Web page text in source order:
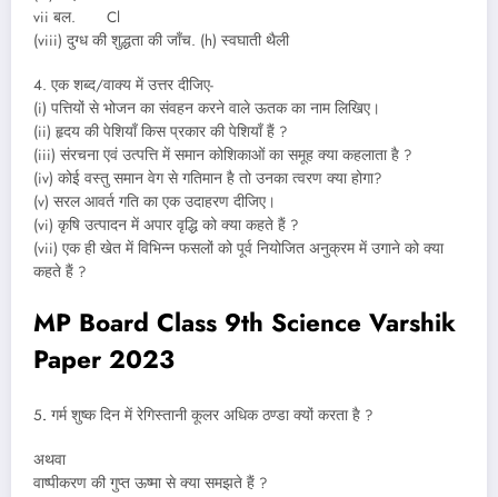
vii बल. Cl
(viii) दुग्ध की शुद्धता की जाँच. (h) स्वघाती थैली
4. एक शब्द/वाक्य में उत्तर दीजिए-
(i) पत्तियों से भोजन का संवहन करने वाले ऊतक का नाम लिखिए।
(ii) हृदय की पेशियाँ किस प्रकार की पेशियाँ हैं ?
(iii) संरचना एवं उत्पत्ति में समान कोशिकाओं का समूह क्या कहलाता है ?
(iv) कोई वस्तु समान वेग से गतिमान है तो उनका त्वरण क्या होगा?
(v) सरल आवर्त गति का एक उदाहरण दीजिए।
(vi) कृषि उत्पादन में अपार वृद्धि को क्या कहते हैं ?
(vii) एक ही खेत में विभिन्न फसलों को पूर्व नियोजित अनुक्रम में उगाने को क्या
कहते हैं ?
MP Board Class 9th Science Varshik
Paper 2023
5. गर्म शुष्क दिन में रेगिस्तानी कूलर अधिक ठण्डा क्यों करता है ?
अथवा
वाष्पीकरण की गुप्त ऊष्मा से क्या समझते हैं ?